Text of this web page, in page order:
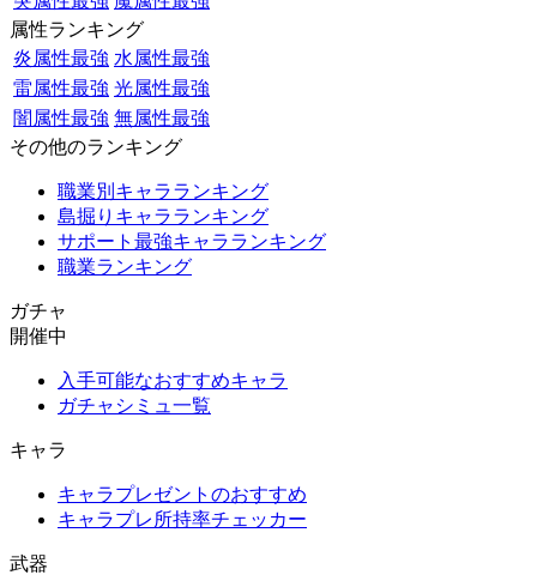
属性ランキング
炎属性最強 水属性最強
雷属性最強 光属性最強
闇属性最強 無属性最強
その他のランキング
職業別キャラランキング
島掘りキャラランキング
サポート最強キャラランキング
職業ランキング
ガチャ
開催中
入手可能なおすすめキャラ
ガチャシミュ一覧
キャラ
キャラプレゼントのおすすめ
キャラプレ所持率チェッカー
武器